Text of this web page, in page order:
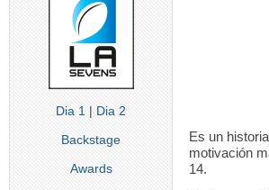
Dia 1 | Dia 2
Backstage
Awards
Es un
motivación
14.